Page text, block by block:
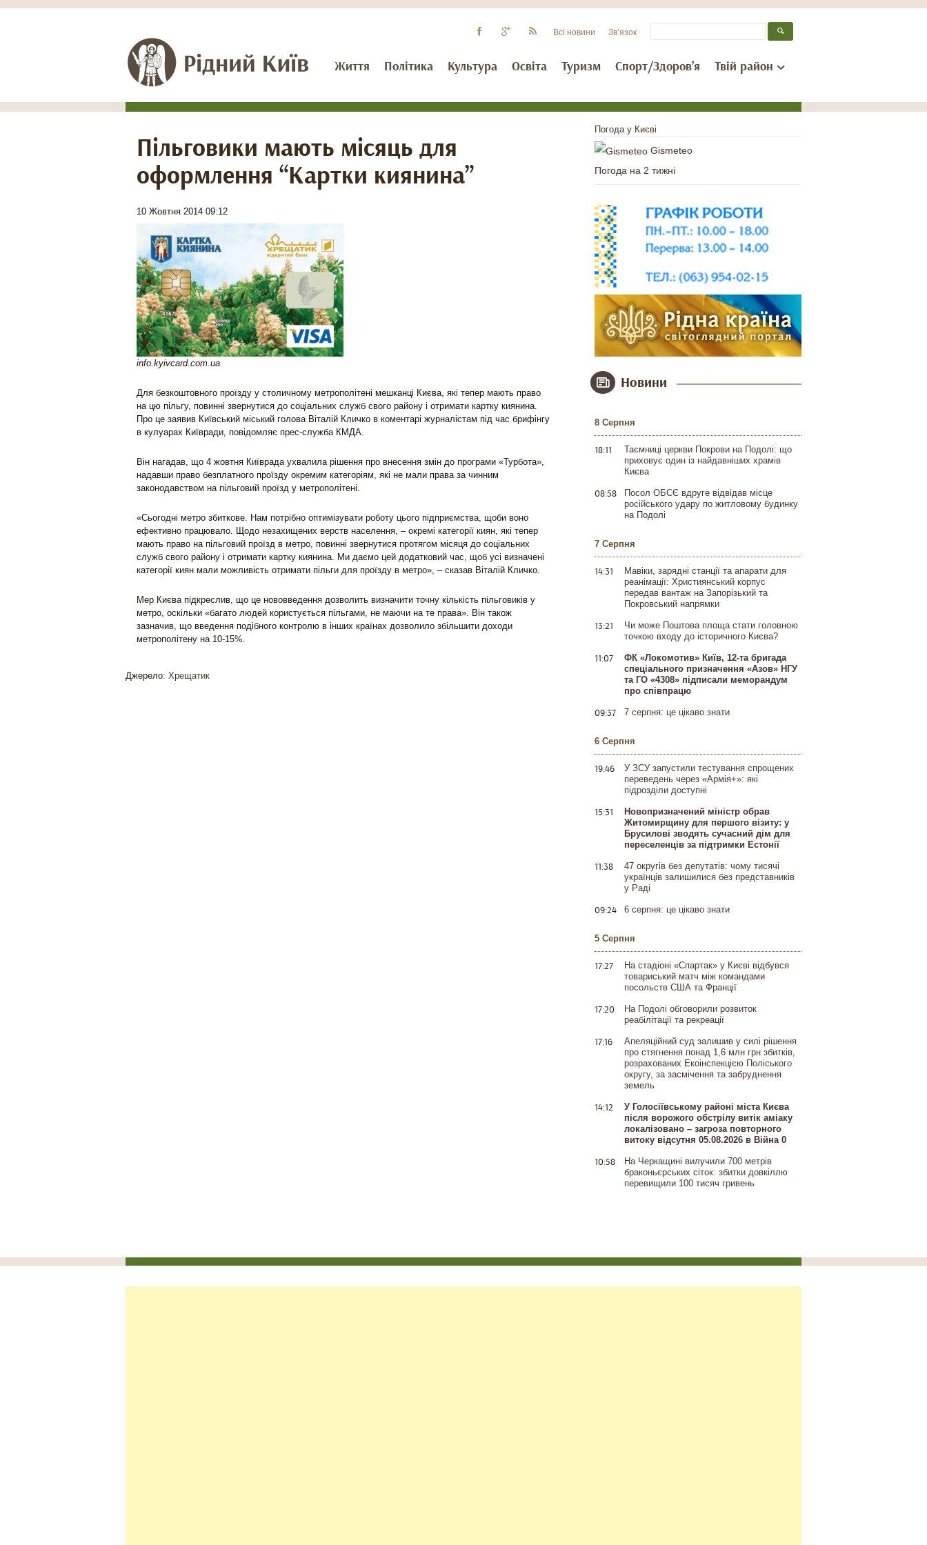
Життя Політика Культура Освіта Туризм Спорт/Здоров’я Твій район
Всі новини Зв’язок
Пільговики мають місяць для
оформлення “Картки киянина”
10 Жовтня 2014 09:12
info.kyivcard.com.ua
Для безкоштовного проїзду у столичному метрополітені мешканці Києва, які тепер мають право
на цю пільгу, повинні звернутися до соціальних служб свого району і отримати картку киянина.
Про це заявив Київський міський голова Віталій Кличко в коментарі журналістам під час брифінгу
в кулуарах Київради, повідомляє прес-служба КМДА.
Він нагадав, що 4 жовтня Київрада ухвалила рішення про внесення змін до програми «Турбота»,
надавши право безплатного проїзду окремим категоріям, які не мали права за чинним
законодавством на пільговий проїзд у метрополітені.
«Сьогодні метро збиткове. Нам потрібно оптимізувати роботу цього підприємства, щоби воно
ефективно працювало. Щодо незахищених верств населення, – окремі категорії киян, які тепер
мають право на пільговий проїзд в метро, повинні звернутися протягом місяця до соціальних
служб свого району і отримати картку киянина. Ми даємо цей додатковий час, щоб усі визначені
категорії киян мали можливість отримати пільги для проїзду в метро», – сказав Віталій Кличко.
Мер Києва підкреслив, що це нововведення дозволить визначити точну кількість пільговиків у
метро, оскільки «багато людей користується пільгами, не маючи на те права». Він також
зазначив, що введення подібного контролю в інших країнах дозволило збільшити доходи
метрополітену на 10-15%.
Джерело: Хрещатик
Погода у Києві
Gismeteo
Погода на 2 тижні
Новини
8 Серпня
18:11
Таємниці церкви Покрови на Подолі: що
приховує один із найдавніших храмів
Києва
08:58
Посол ОБСЄ вдруге відвідав місце
російського удару по житловому будинку
на Подолі
7 Серпня
14:31
Мавіки, зарядні станції та апарати для
реанімації: Християнський корпус
передав вантаж на Запорізький та
Покровський напрямки
13:21
Чи може Поштова площа стати головною
точкою входу до історичного Києва?
11:07
ФК «Локомотив» Київ, 12-та бригада
спеціального призначення «Азов» НГУ
та ГО «4308» підписали меморандум
про співпрацю
09:37 7 серпня: це цікаво знати
6 Серпня
19:46
У ЗСУ запустили тестування спрощених
переведень через «Армія+»: які
підрозділи доступні
15:31
Новопризначений міністр обрав
Житомирщину для першого візиту: у
Брусилові зводять сучасний дім для
переселенців за підтримки Естонії
11:38
47 округів без депутатів: чому тисячі
українців залишилися без представників
у Раді
09:24 6 серпня: це цікаво знати
5 Серпня
17:27
На стадіоні «Спартак» у Києві відбувся
товариський матч між командами
посольств США та Франції
17:20
На Подолі обговорили розвиток
реабілітації та рекреації
17:16
Апеляційний суд залишив у силі рішення
про стягнення понад 1,6 млн грн збитків,
розрахованих Екоінспекцією Поліського
округу, за засмічення та забруднення
земель
14:12
У Голосіївському районі міста Києва
після ворожого обстрілу витік аміаку
локалізовано – загроза повторного
витоку відсутня 05.08.2026 в Війна 0
10:58
На Черкащині вилучили 700 метрів
браконьєрських сіток: збитки довкіллю
перевищили 100 тисяч гривень